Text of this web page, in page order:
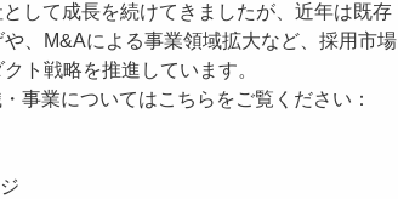
して成長を続けてきましたが、近年は既存
、M&Aによる事業領域拡大など、採用市場
ト戦略を推進しています。
事業についてはこちらをご覧ください：